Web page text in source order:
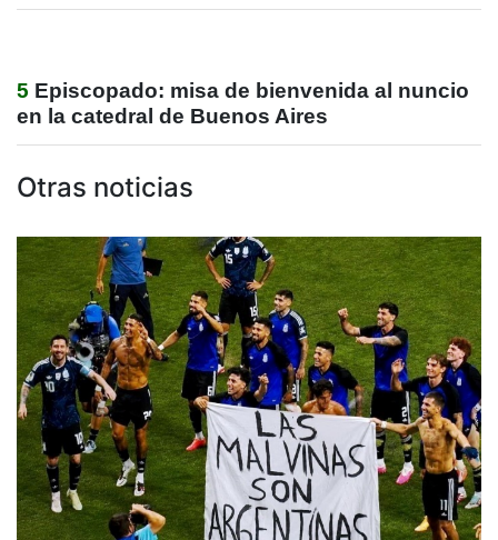
5 Episcopado: misa de bienvenida al nuncio
en la catedral de Buenos Aires
Otras noticias